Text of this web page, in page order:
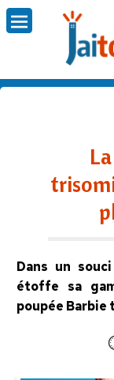
Dans un
étoffe sa
poupée